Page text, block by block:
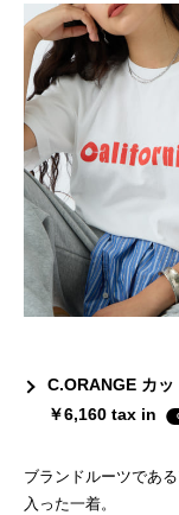
C.ORANGE カ
￥6,160 tax in
ブランドルーツであ
入った一着。